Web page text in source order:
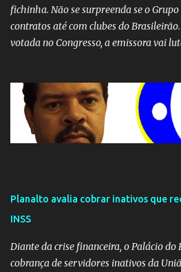
fichinha. Não se surpreenda se o
contratos até com clubes do
votada no Congresso, a emissora vai
Planalto avalia cobrar inativos que
INSS
Diante da crise financeira, o Palácio
cobrança de servidores inativos da